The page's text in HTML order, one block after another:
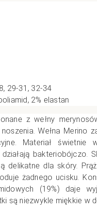
29-31, 32-34
2% elastan
z wełny
Wełna Merino
Materiał świetnie
bakteriobójczo.
delikatne dla skóry.
żadnego ucisku.
(19%) daje
są niezwykle miękkie w